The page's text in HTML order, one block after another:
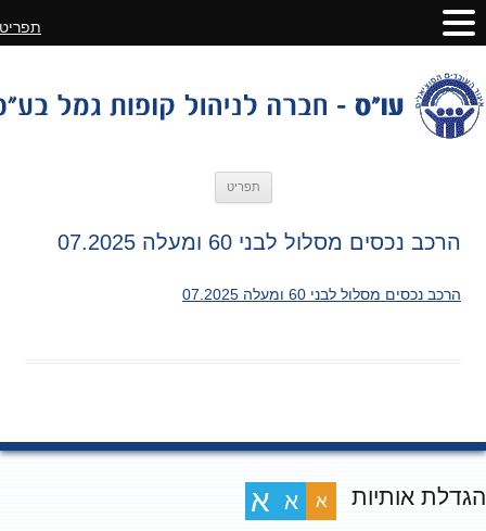
תפריט
הרכב נכסים מסלול לבני 60 ומעלה 07.2025
הרכב נכסים מסלול לבני 60 ומעלה 07.2025
אותיות א א א
תפריט